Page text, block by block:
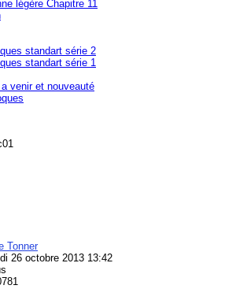
légère Chapitre 11
standart série 2
standart série 1
venir et nouveauté
Tonner
26 octobre 2013 13:42